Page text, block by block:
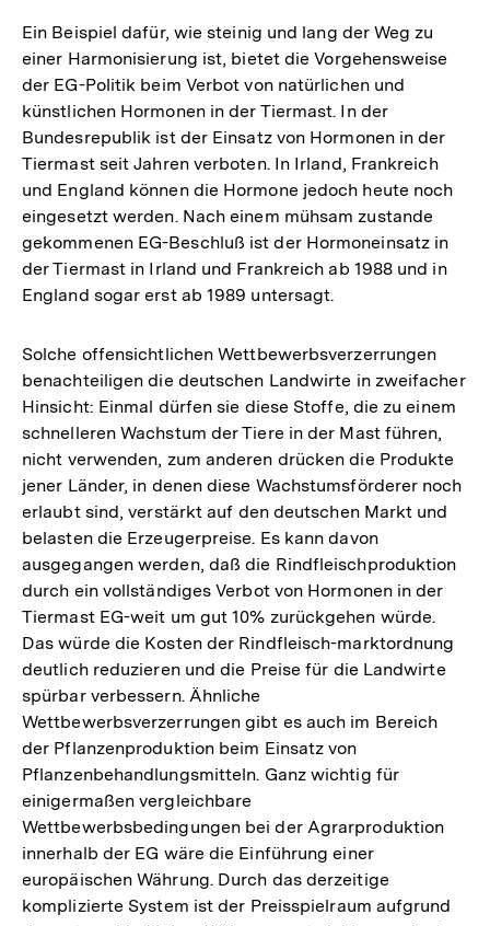
Ein Beispiel dafür, wie steinig und lang der Weg zu
einer Harmonisierung ist, bietet die Vorgehensweise
der EG-Politik beim Verbot von natürlichen und
künstlichen Hormonen in der Tiermast. In der
Bundesrepublik ist der Einsatz von Hormonen in der
Tiermast seit Jahren verboten. In Irland, Frankreich
und England können die Hormone jedoch heute noch
eingesetzt werden. Nach einem mühsam zustande
gekommenen EG-Beschluß ist der Hormoneinsatz in
der Tiermast in Irland und Frankreich ab 1988 und in
England sogar erst ab 1989 untersagt.
Solche offensichtlichen Wettbewerbsverzerrungen
benachteiligen die deutschen Landwirte in zweifacher
Hinsicht: Einmal dürfen sie diese Stoffe, die zu einem
schnelleren Wachstum der Tiere in der Mast führen,
nicht verwenden, zum anderen drücken die Produkte
jener Länder, in denen diese Wachstumsförderer noch
erlaubt sind, verstärkt auf den deutschen Markt und
belasten die Erzeugerpreise. Es kann davon
ausgegangen werden, daß die Rindfleischproduktion
durch ein vollständiges Verbot von Hormonen in der
Tiermast EG-weit um gut 10% zurückgehen würde.
Das würde die Kosten der Rindfleisch-marktordnung
deutlich reduzieren und die Preise für die Landwirte
spürbar verbessern. Ähnliche
Wettbewerbsverzerrungen gibt es auch im Bereich
der Pflanzenproduktion beim Einsatz von
Pflanzenbehandlungsmitteln. Ganz wichtig für
einigermaßen vergleichbare
Wettbewerbsbedingungen bei der Agrarproduktion
innerhalb der EG wäre die Einführung einer
europäischen Währung. Durch das derzeitige
komplizierte System ist der Preisspielraum aufgrund